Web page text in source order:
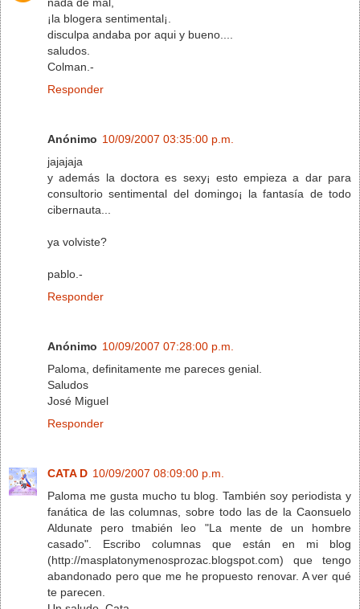
nada de mal,
¡la blogera sentimental¡.
disculpa andaba por aqui y bueno....
saludos.
Colman.-
Responder
Anónimo 10/09/2007 03:35:00 p.m.
jajajaja
y además la doctora es sexy¡ esto empieza a dar para
consultorio sentimental del domingo¡ la fantasía de todo
cibernauta...
ya volviste?
pablo.-
Responder
Anónimo 10/09/2007 07:28:00 p.m.
Paloma, definitamente me pareces genial.
Saludos
José Miguel
Responder
CATA D 10/09/2007 08:09:00 p.m.
Paloma me gusta mucho tu blog. También soy periodista y
fanática de las columnas, sobre todo las de la Caonsuelo
Aldunate pero tmabién leo "La mente de un hombre
casado". Escribo columnas que están en mi blog
(http://masplatonymenosprozac.blogspot.com) que tengo
abandonado pero que me he propuesto renovar. A ver qué
te parecen.